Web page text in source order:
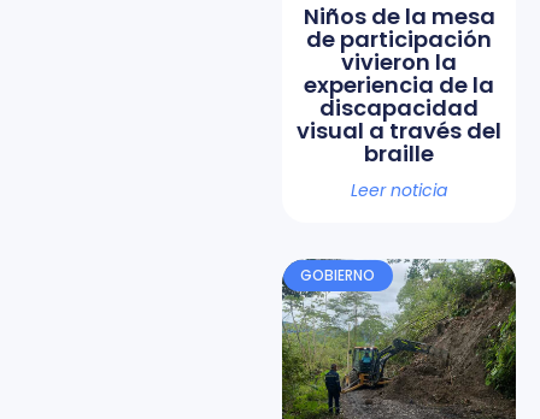
Niños de la mesa
de participación
vivieron la
experiencia de la
discapacidad
visual a través del
braille
Leer noticia
GOBIERNO